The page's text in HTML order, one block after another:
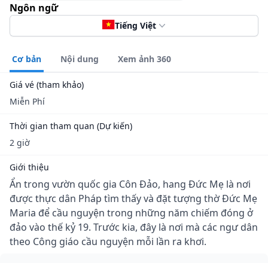
Ngôn ngữ
Tiếng Việt
Cơ bản Nội dung Xem ảnh 360
Giá vé (tham khảo)
Miễn Phí
Thời gian tham quan (Dự kiến)
2 giờ
Giới thiệu
Ẩn trong vườn quốc gia Côn Đảo, hang Đức Mẹ là nơi
được thực dân Pháp tìm thấy và đặt tượng thờ Đức Mẹ
Maria để cầu nguyện trong những năm chiếm đóng ở
đảo vào thế kỷ 19. Trước kia, đây là nơi mà các ngư dân
theo Công giáo cầu nguyện mỗi lần ra khơi.